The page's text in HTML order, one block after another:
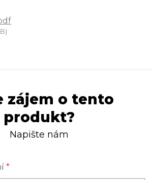
zájem o tento
produkt?
Napište nám
*